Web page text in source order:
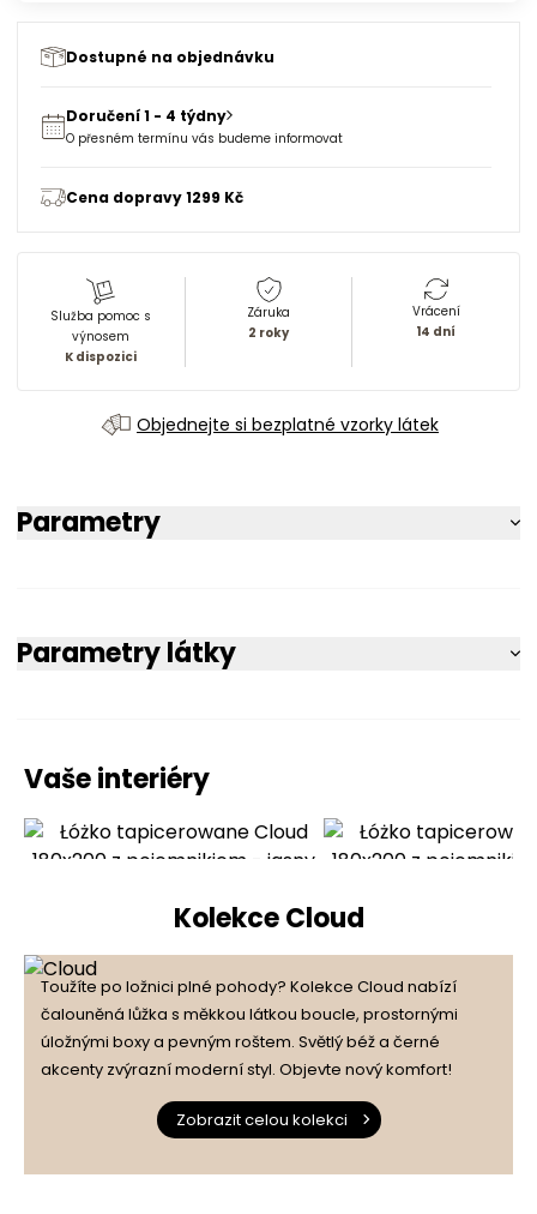
Dostupné na objednávku
Doručení 1 - 4 týdny
O přesném termínu vás budeme informovat
Cena dopravy 1299 Kč
Služba pomoc s
výnosem
K dispozici
Záruka
2 roky
Vrácení
14 dní
Objednejte si bezplatné vzorky látek
Parametry
Parametry látky
Vaše interiéry
Kolekce Cloud
Toužíte po ložnici plné pohody? Kolekce Cloud nabízí
čalouněná lůžka s měkkou látkou boucle, prostornými
úložnými boxy a pevným roštem. Světlý béž a černé
akcenty zvýrazní moderní styl. Objevte nový komfort!
Zobrazit celou kolekci